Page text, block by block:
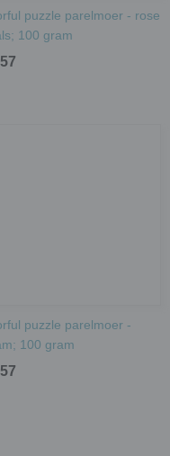
puzzle parelmoer - rose
100 gram
puzzle parelmoer -
100 gram